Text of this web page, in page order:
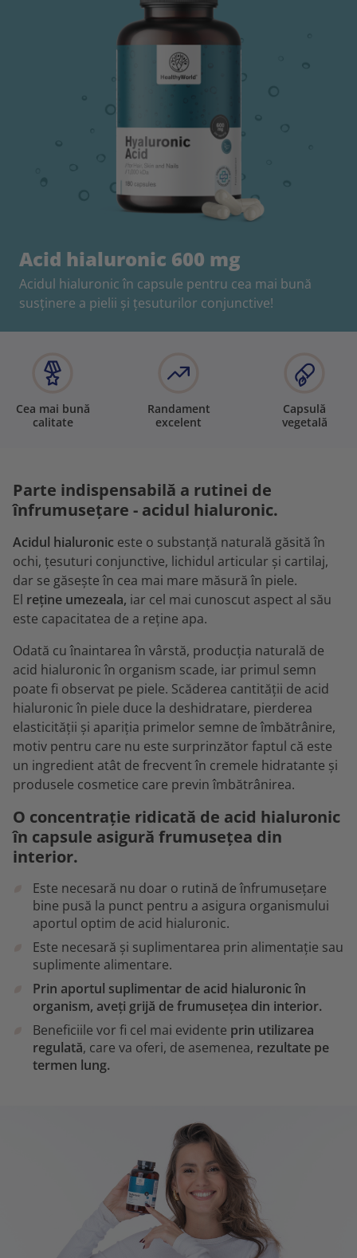
Acid hialuronic 600 mg
Acidul hialuronic în capsule pentru cea mai bună
susținere a pielii și țesuturilor conjunctive!
Cea mai bună
calitate
Randament
excelent
Capsulă
vegetală
Parte indispensabilă a rutinei de
înfrumusețare - acidul hialuronic.
Acidul hialuronic este o substanță naturală găsită în
ochi, țesuturi conjunctive, lichidul articular și cartilaj,
dar se găsește în cea mai mare măsură în piele.
El reține umezeala, iar cel mai cunoscut aspect al său
este capacitatea de a reține apa.
Odată cu înaintarea în vârstă, producția naturală de
acid hialuronic în organism scade, iar primul semn
poate fi observat pe piele. Scăderea cantității de acid
hialuronic în piele duce la deshidratare, pierderea
elasticității și apariția primelor semne de îmbătrânire,
motiv pentru care nu este surprinzător faptul că este
un ingredient atât de frecvent în cremele hidratante și
produsele cosmetice care previn îmbătrânirea.
O concentrație ridicată de acid hialuronic
în capsule asigură frumusețea din
interior.
Este necesară nu doar o rutină de înfrumusețare
bine pusă la punct pentru a asigura organismului
aportul optim de acid hialuronic.
Este necesară și suplimentarea prin alimentație sau
suplimente alimentare.
Prin aportul suplimentar de acid hialuronic în
organism, aveți grijă de frumusețea din interior.
Beneficiile vor fi cel mai evidente prin utilizarea
regulată, care va oferi, de asemenea, rezultate pe
termen lung.